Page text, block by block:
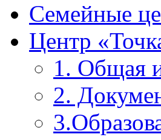
Семейные
Центр
1. Общая
2.